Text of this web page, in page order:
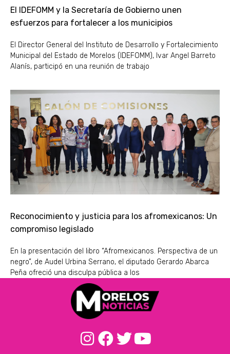
El IDEFOMM y la Secretaría de Gobierno unen
esfuerzos para fortalecer a los municipios
El Director General del Instituto de Desarrollo y Fortalecimiento
Municipal del Estado de Morelos (IDEFOMM), Ivar Angel Barreto
Alanís, participó en una reunión de trabajo
Reconocimiento y justicia para los afromexicanos: Un
compromiso legislado
En la presentación del libro “Afromexicanos. Perspectiva de un
negro”, de Audel Urbina Serrano, el diputado Gerardo Abarca
Peña ofreció una disculpa pública a los